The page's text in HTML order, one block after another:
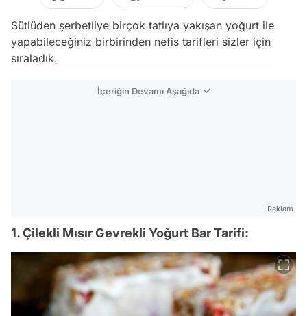
Sütlüden şerbetliye birçok tatlıya yakışan yoğurt ile
yapabileceğiniz birbirinden nefis tarifleri sizler için
sıraladık.
İçeriğin Devamı Aşağıda
Reklam
1. Çilekli Mısır Gevrekli Yoğurt Bar Tarifi: